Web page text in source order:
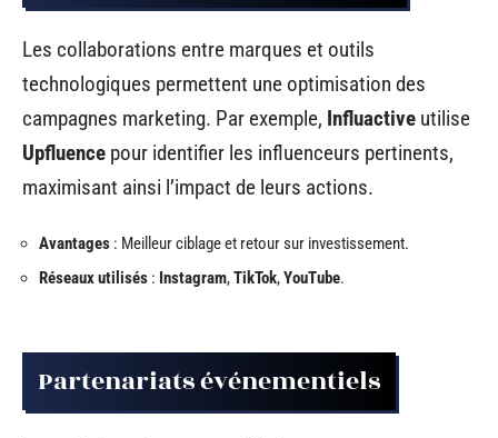
Les collaborations entre marques et outils
technologiques permettent une optimisation des
campagnes marketing. Par exemple, Influactive utilise
Upfluence pour identifier les influenceurs pertinents,
maximisant ainsi l’impact de leurs actions.
Avantages : Meilleur ciblage et retour sur investissement.
Réseaux utilisés : Instagram,TikTok,YouTube.
Partenariats événementiels